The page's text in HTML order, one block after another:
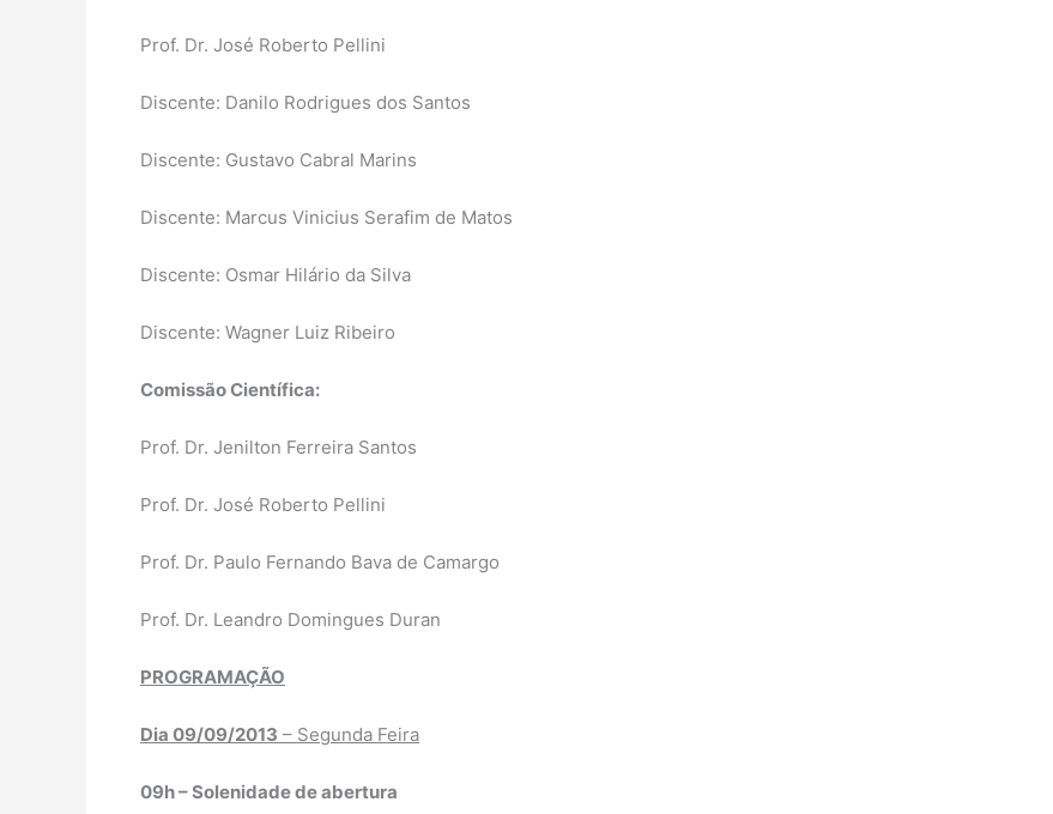
Prof. Dr. José Roberto Pellini
Discente: Danilo Rodrigues dos Santos
Discente: Gustavo Cabral Marins
Discente: Marcus Vinicius Serafim de Matos
Discente: Osmar Hilário da Silva
Discente: Wagner Luiz Ribeiro
Comissão Científica:
Prof. Dr. Jenilton Ferreira Santos
Prof. Dr. José Roberto Pellini
Prof. Dr. Paulo Fernando Bava de Camargo
Prof. Dr. Leandro Domingues Duran
PROGRAMAÇÃO
Dia 09/09/2013 – Segunda Feira
09h – Solenidade de abertura